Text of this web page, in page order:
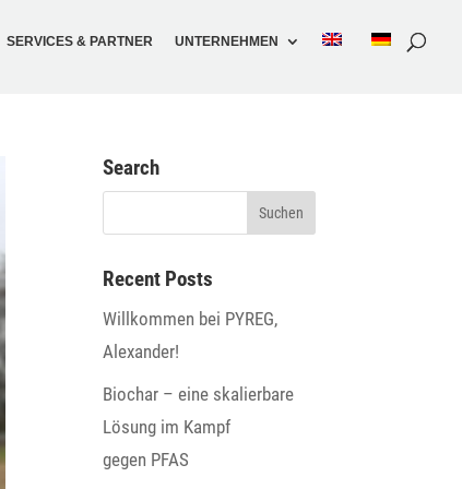
SERVICES & PARTNER UNTER­NEHMEN
Search
Recent Posts
Will­kommen bei PYREG,
Alexander!
Biochar – eine skalier­bare
Lösung im Kampf
gegen PFAS